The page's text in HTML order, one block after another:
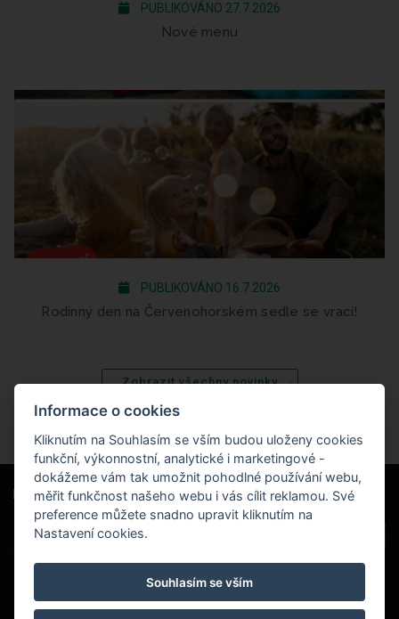
PUBLIKOVÁNO 27.7.2026
Nové menu
PUBLIKOVÁNO 16.7.2026
Rodinný den na Červenohorském sedle se vrací!
Zobrazit všechny novinky
Hotel Červenohorské sedlo
Kouty nad Desnou 80, 788 11 Loučná nad
rezervace@hotelchs.cz
+420 724 363 234
Naši partneři
Projekt EU
Informace o cookies
Kliknutím na Souhlasím se vším budou uloženy cookies
funkční, výkonnostní, analytické i marketingové -
dokážeme vám tak umožnit pohodlné používání webu,
měřit funkčnost našeho webu i vás cílit reklamou. Své
preference můžete snadno upravit kliknutím na
Nastavení cookies.
Souhlasím se vším